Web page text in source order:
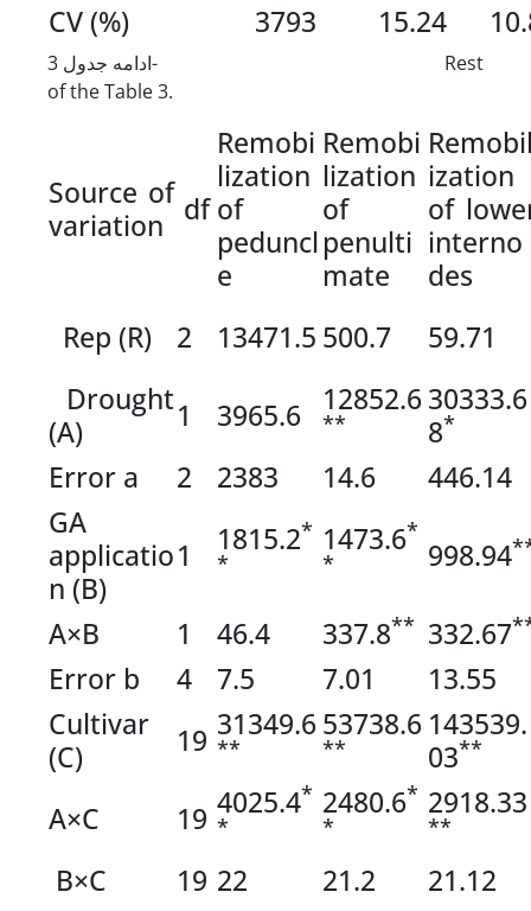
CV (%)
3793 15.24
ادامه جدول 3- Rest
of the Table 3.
Source of
variation df
Remobi
lization
of
peduncl
e
Remobi
lization
of
penulti
mate
ization
of
interno
des
Rep (R)
2 13471.5 500.7
59.71
Drought
(A)
1 3965.6 12852.6
**
30333.6
8*
Error a 2 2383 14.6
446.14
GA
applicatio
n (B)
1 1815.2*
*
1473.6*
*
998.94
A×B 1 46.4 337.8** 332.67
Error b 4 7.5 7.01
13.55
Cultivar
(C)
19 31349.6
**
53738.6
**
143539.
03**
A×C 19 4025.4*
*
2480.6*
*
2918.33
**
B×C 19 22 21.2
21.12